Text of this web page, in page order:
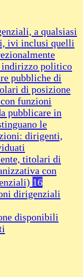
a qualsiasi
ivi inclusi quelli
indirizzo politico
pubbliche di
di posizione
funzioni
pubblicare in
le
dirigenti,
titolari di
con
16
dirigenziali
disponibili